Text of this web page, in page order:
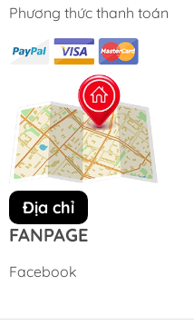
Phương thức thanh toán
Địa chỉ
FANPAGE
Facebook